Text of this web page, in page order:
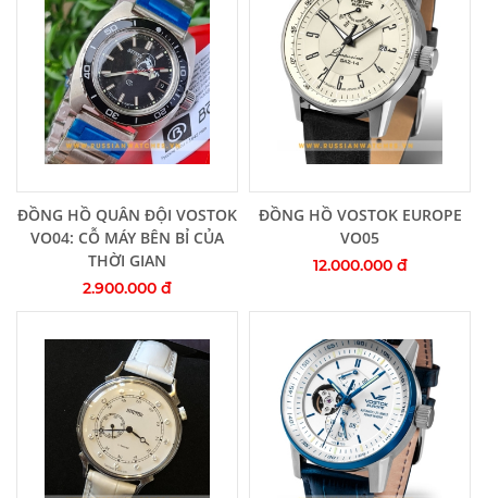
Thêm vào giỏ hàng
ĐỒNG HỒ QUÂN ĐỘI VOSTOK
VO04: CỖ MÁY BÊN BỈ CỦA
THỜI GIAN
2.900.000 đ
Thêm vào giỏ hàng
ĐỒNG HỒ VOSTOK EUROPE
VO05
12.000.000 đ